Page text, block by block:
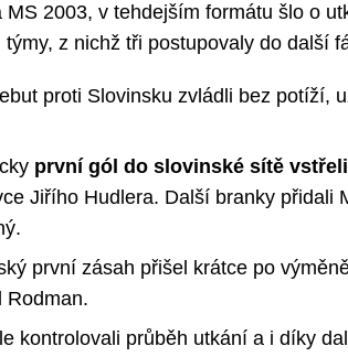
MS 2003, v tehdejším formátu šlo o
týmy, z nichž tři postupovaly do další
proti Slovinsku zvládli bez potíží,
první gól do slovinské sítě
Jiřího Hudlera. Další branky přidali
první zásah přišel krátce po
Rodman.
kontrolovali průběh utkání a i díky